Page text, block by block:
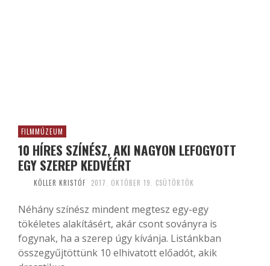
FILMMÚZEUM
10 HÍRES SZÍNÉSZ, AKI NAGYON LEFOGYOTT
EGY SZEREP KEDVÉÉRT
KÖLLER KRISTÓF 2017. OKTÓBER 19. CSÜTÖRTÖK
Néhány színész mindent megtesz egy-egy
tökéletes alakításért, akár csont soványra is
fogynak, ha a szerep úgy kívánja. Listánkban
összegyűjtöttünk 10 elhivatott előadót, akik